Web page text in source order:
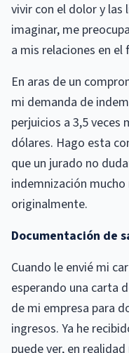
vivir con el dolor y las
imaginar, me
a mis relaciones en el
En aras de un
mi demanda de
perjuicios a 3,5 veces
dólares. Hago esta
que un jurado no
indemnización
originalmente.
Documentación de
Cuando le envié mi
esperando una carta
de mi empresa para
ingresos. Ya he
puede ver, en